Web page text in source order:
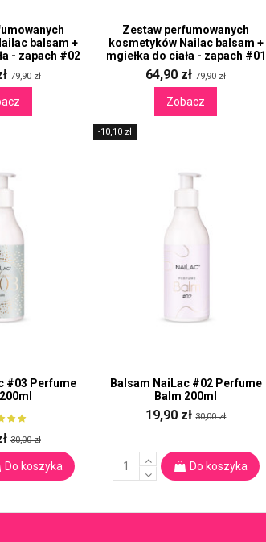
balsam +
- zapach #02
79,90 zł
Zestaw perfumowanych
kosmetyków Nailac balsam +
mgiełka do ciała - zapach #01
64,90 zł79,90 zł
Zobacz
#03 Perfume
30,00 zł
Do koszyka
-10,10 zł
Balsam NaiLac #02 Perfume
Balm 200ml
19,90 zł30,00 zł
Do koszyka